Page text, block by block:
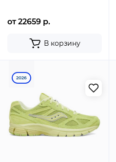
от 22659 р.
В корзину
2026